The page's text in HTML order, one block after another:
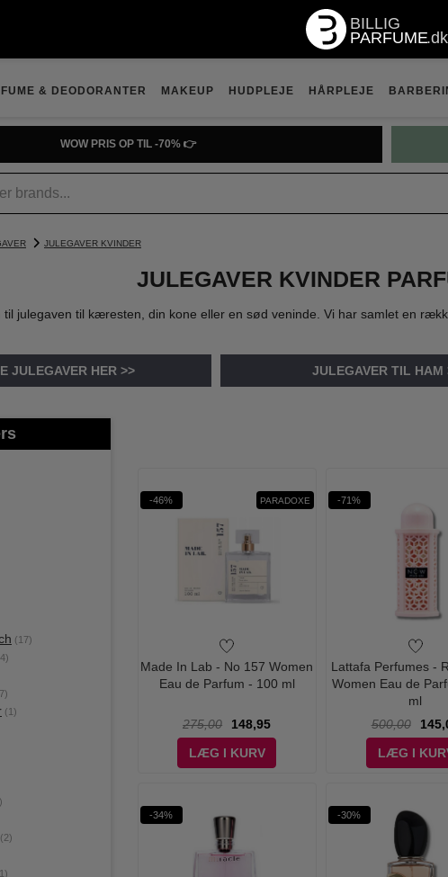
& DEODORANTER MAKEUP HUDPLEJE HÅRPLEJE
PRØV DUFTGUIDEN👉
JULEGAVER KVINDER
JULEGAVER KVINDER
til julegaven til kæresten, din kone eller en sød veninde. Vi har samlet en
JULEGAVER HER >> JULEGAVER TIL HAM
(17)
(1)
(2)
-46% PARADOXE
Made In Lab - No 157 Women
Eau de Parfum - 100 ml
275,00
148,95
LÆG I KURV
-71%
Lattafa Perfumes -
Women Eau de
ml
500,00
LÆG I
-34% -30%